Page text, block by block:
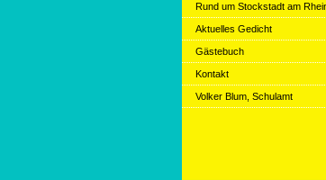
Rund um Stockstadt am
Aktuelles Gedicht
Gästebuch
Kontakt
Volker Blum, Schulamt